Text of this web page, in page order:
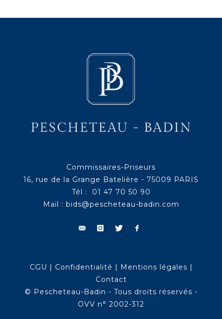
Commissaires-Priseurs
16, rue de la Grange Batelière - 75009 PARIS
Tél : 01 47 70 50 90
Mail : bids@pescheteau-badin.com
CGU | Confidentialité | Mentions légales |
Contact
© Pescheteau-Badin - Tous droits réservés -
OVV n° 2002-312